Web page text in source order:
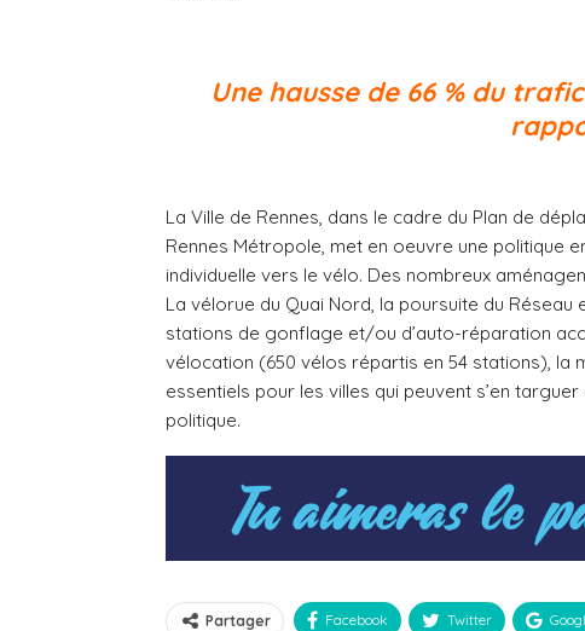
Une hausse de 66 % du
La Ville de Rennes, dans le cadre du Plan de
Rennes Métropole, met en oeuvre une politique
individuelle vers le vélo. Des nombreux
La vélorue du Quai Nord, la poursuite du
stations de gonflage et/ou d’auto-réparation
vélocation (650 vélos répartis en 54 stations), la
essentiels pour les villes qui peuvent s’en
politique.
Partager Facebook Twitter